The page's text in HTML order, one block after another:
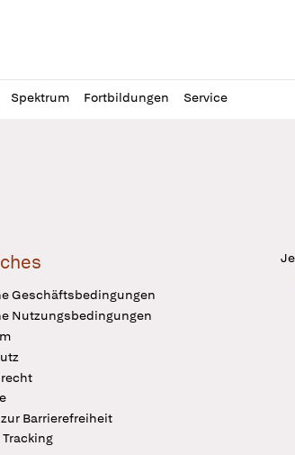
Spektrum Fortbildungen Service
Geschäftsbedingungen
Nutzungsbedingungen
Barrierefreiheit
Tracking